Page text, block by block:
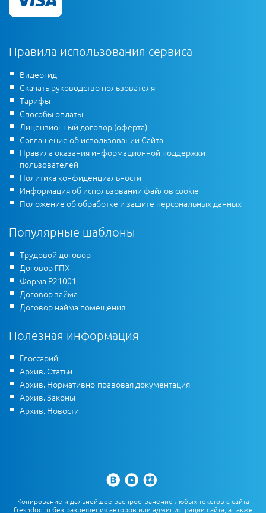
Правила использования сервиса
Видеогид
Скачать руководство пользователя
Тарифы
Способы оплаты
Лицензионный договор (оферта)
Соглашение об использовании Сайта
Правила оказания информационной поддержки
пользователей
Политика конфиденциальности
Информация об использовании файлов cookie
Положение об обработке и защите персональных данных
Популярные шаблоны
Трудовой договор
Договор ГПХ
Форма Р21001
Договор займа
Договор найма помещения
Полезная информация
Глоссарий
Архив. Статьи
Архив. Нормативно-правовая документация
Архив. Законы
Архив. Новости
Копирование и дальнейшее распространение любых текстов с сайта
freshdoc.ru без разрешения авторов или администрации сайта, а также